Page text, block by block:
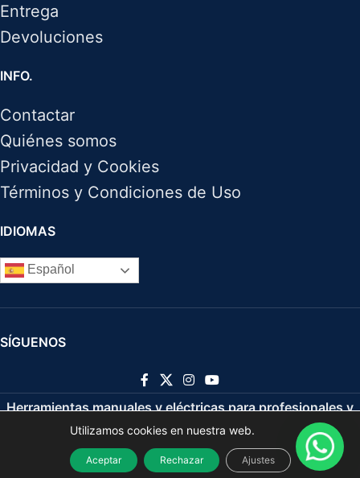
Entrega
Devoluciones
INFO.
Contactar
Quiénes somos
Privacidad y Cookies
Términos y Condiciones de Uso
IDIOMAS
Español
SÍGUENOS
Herramientas manuales y eléctricas para profesionales y
bricolaje 2021
Utilizamos cookies en nuestra web.
Aceptar Rechazar Ajustes